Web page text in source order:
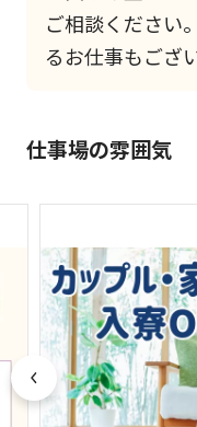
ご相談ください
るお仕事もござ
仕事場の雰囲気